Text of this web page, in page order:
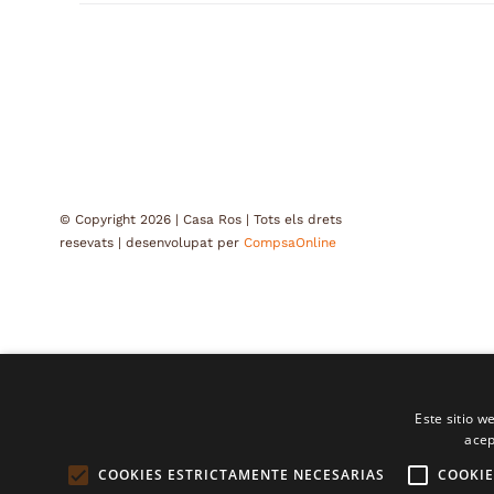
© Copyright 2026 | Casa Ros | Tots els drets
resevats | desenvolupat per CompsaOnline
Este sitio
COOKIES ESTRICTAMENTE NECESARIAS